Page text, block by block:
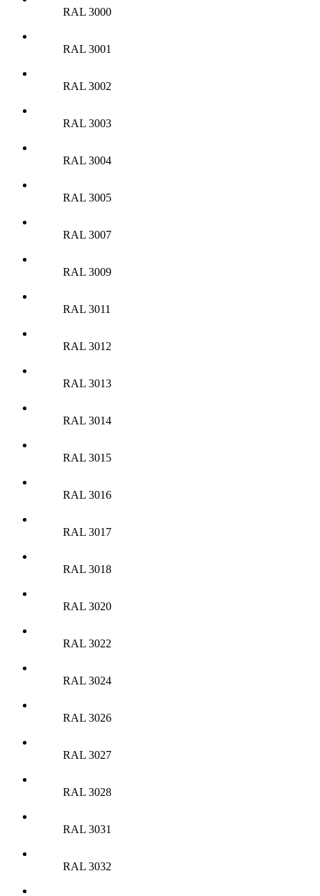
RAL 3000
RAL 3001
RAL 3002
RAL 3003
RAL 3004
RAL 3005
RAL 3007
RAL 3009
RAL 3011
RAL 3012
RAL 3013
RAL 3014
RAL 3015
RAL 3016
RAL 3017
RAL 3018
RAL 3020
RAL 3022
RAL 3024
RAL 3026
RAL 3027
RAL 3028
RAL 3031
RAL 3032